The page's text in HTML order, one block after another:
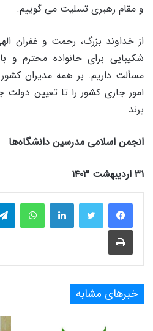
و مقام رهبری تسلیت می گوییم.
از خداوند بزرگ، رحمت و غفران
شکیبایی برای خانواده محترم و
مسألت داریم. بر همه مدیران
امور جاری کشور را تا تعیین
برند.
انجمن اسلامی مدرسین دانشگاه‌ها
۳۱ اردیبهشت ۱۴۰۳
فیس بوک لینکدین واتس آپ
چاپ
خبرهای مشابه